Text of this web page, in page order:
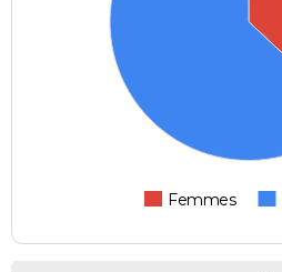
Femmes